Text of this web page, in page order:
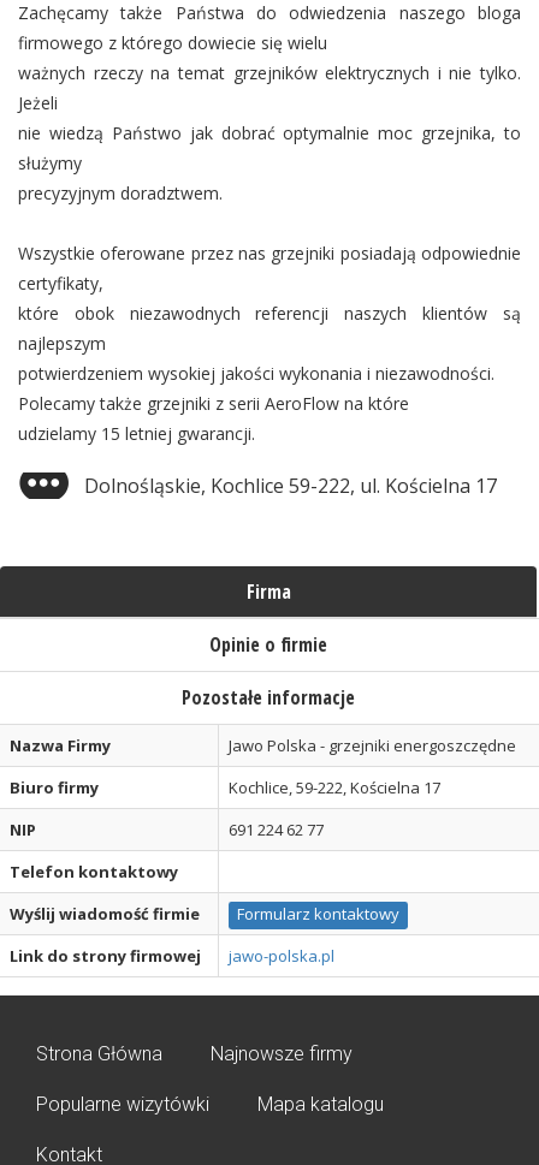
Zachęcamy także Państwa do odwiedzenia naszego bloga
firmowego z którego dowiecie się wielu
ważnych rzeczy na temat grzejników elektrycznych i nie tylko.
Jeżeli
nie wiedzą Państwo jak dobrać optymalnie moc grzejnika, to
służymy
precyzyjnym doradztwem.
Wszystkie oferowane przez nas grzejniki posiadają odpowiednie
certyfikaty,
które obok niezawodnych referencji naszych klientów są
najlepszym
potwierdzeniem wysokiej jakości wykonania i niezawodności.
Polecamy także grzejniki z serii AeroFlow na które
udzielamy 15 letniej gwarancji.
Dolnośląskie, Kochlice 59-222, ul. Kościelna 17
Firma
Opinie o firmie
Pozostałe informacje
Nazwa Firmy
Jawo Polska - grzejniki energoszczędne
Biuro firmy
Kochlice, 59-222, Kościelna 17
NIP
691 224 62 77
Telefon kontaktowy
Wyślij wiadomość firmie
Formularz kontaktowy
Link do strony firmowej
jawo-polska.pl
Strona Główna Najnowsze firmy
Popularne wizytówki Mapa katalogu
Kontakt